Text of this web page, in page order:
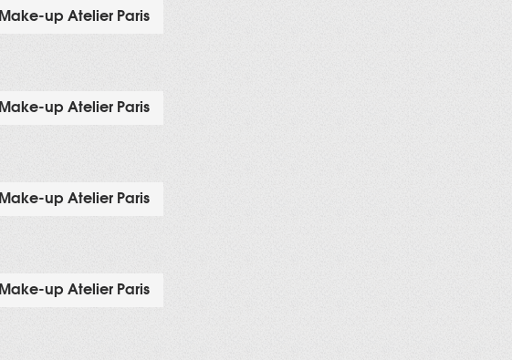
Make-up Atelier Paris
Make-up Atelier Paris
Make-up Atelier Paris
Make-up Atelier Paris